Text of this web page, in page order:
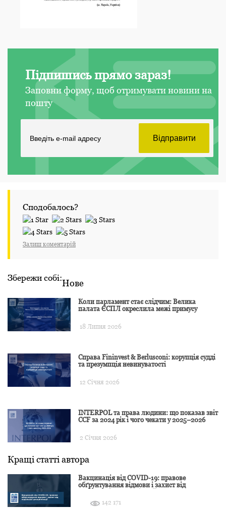
Підпишись прямо зараз!
Заповни форму, щоб отримувати новини на
пошту
Сподобалось?
Залиш коментарій
Збережи собі:Нове
Коли парламент стає слідчим: Велика
палата ЄСПЛ окреслила межі примусу
18 Липня 2026
Справа Fininvest & Berlusconi: корупція судді
та презумпція невинуватості
12 Січня 2026
INTERPOL та права людини: що показав звіт
CCF за 2024 рік і чого чекати у 2025–2026
2 Січня 2026
Кращі статті автора
Вакцинація від COVID-19: правове
обґрунтування відмови і захист від
142 171